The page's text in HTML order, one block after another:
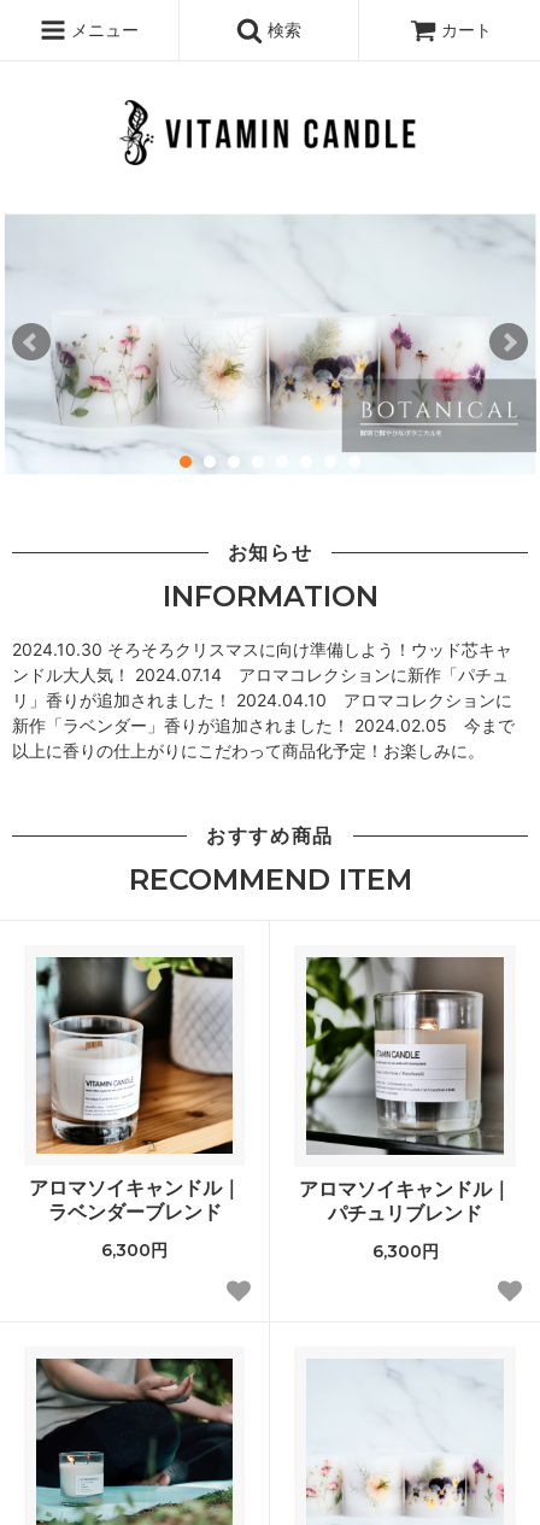
メニュー 検索 カート
お知らせ
INFORMATION
2024.10.30 そろそろクリスマスに向け準備しよう！ウッド芯キャ
ンドル大人気！ 2024.07.14 アロマコレクションに新作「パチュ
リ」香りが追加されました！ 2024.04.10 アロマコレクションに
新作「ラベンダー」香りが追加されました！ 2024.02.05 今まで
以上に香りの仕上がりにこだわって商品化予定！お楽しみに。
おすすめ商品
RECOMMEND ITEM
アロマソイキャンドル｜
ラベンダーブレンド
6,300円
アロマソイキャンドル｜
パチュリブレンド
6,300円